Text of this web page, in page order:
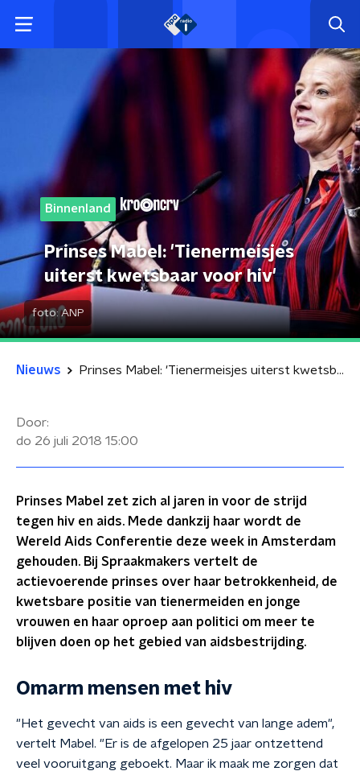
Binnenland
Prinses Mabel: 'Tienermeisjes
uiterst kwetsbaar voor hiv'
foto:ANP
Nieuws Prinses Mabel: 'Tienermeisjes uiterst kwetsbaar voor hiv'
Door:
do 26 juli 2018 15:00
Prinses Mabel zet zich al jaren in voor de strijd
tegen hiv en aids. Mede dankzij haar wordt de
Wereld Aids Conferentie deze week in Amsterdam
gehouden. Bij Spraakmakers vertelt de
actievoerende prinses over haar betrokkenheid, de
kwetsbare positie van tienermeiden en jonge
vrouwen en haar oproep aan politici om meer te
blijven doen op het gebied van aidsbestrijding.
Omarm mensen met hiv
"Het gevecht van aids is een gevecht van lange adem",
vertelt Mabel. "Er is de afgelopen 25 jaar ontzettend
veel vooruitgang geboekt. Maar ik maak me zorgen dat